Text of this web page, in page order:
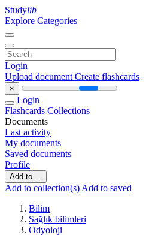
Studylib
Explore Categories
Login
Upload document Create flashcards
×
Login
Flashcards Collections
Documents
Last activity
My documents
Saved documents
Profile
Add to ...
Add to collection(s) Add to saved
Bilim
Sağlık bilimleri
Odyoloji